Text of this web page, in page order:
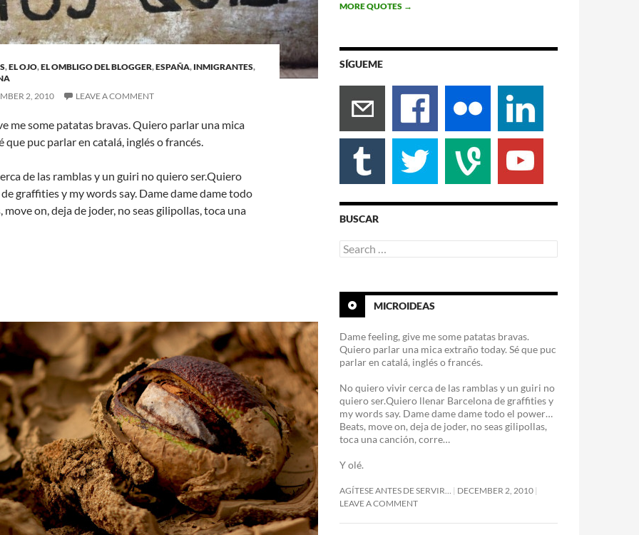
,EL OJO,EL OMBLIGO DEL BLOGGER,ESPAÑA, INMIGRANTES,
2, 2010 LEAVE A COMMENT
me some patatas bravas. Quiero parlar una mica
que puc parlar en catalá, inglés o francés.
de las ramblas y un guiri no quiero ser.Quiero
graffities y my words say. Dame dame dame todo
on, deja de joder, no seas gilipollas, toca una
MORE QUOTES →
SÍGUEME
BUSCAR
Search
for:
MICROIDEAS
Dame feeling, give me some patatas bravas.
Quiero parlar una mica extraño today. Sé que puc
parlar en catalá, inglés o francés.
No quiero vivir cerca de las ramblas y un guiri no
quiero ser.Quiero llenar Barcelona de graffities y
my words say. Dame dame dame todo el power…
Beats, move on, deja de joder, no seas gilipollas,
toca una canción, corre…
Y olé.
AGÍTESE ANTES DE SERVIR…
DECEMBER 2, 2010
LEAVE A COMMENT